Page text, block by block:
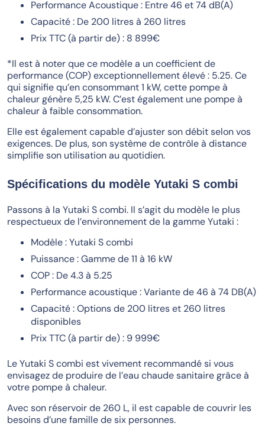
Performance Acoustique : Entre 46 et 74 dB(A)
Capacité : De 200 litres à 260 litres
Prix TTC (à partir de) : 8 899€
*Il est à noter que ce modèle a un coefficient de
performance (COP) exceptionnellement élevé : 5.25. Ce
qui signifie qu’en consommant 1 kW, cette pompe à
chaleur génère 5,25 kW. C’est également une pompe à
chaleur à faible consommation.
Elle est également capable d’ajuster son débit selon vos
exigences. De plus, son système de contrôle à distance
simplifie son utilisation au quotidien.
Spécifications du modèle Yutaki S combi
Passons à la Yutaki S combi. Il s’agit du modèle le plus
respectueux de l’environnement de la gamme Yutaki :
Modèle : Yutaki S combi
Puissance : Gamme de 11 à 16 kW
COP : De 4.3 à 5.25
Performance acoustique : Variante de 46 à 74 DB(A)
Capacité : Options de 200 litres et 260 litres
disponibles
Prix TTC (à partir de) : 9 999€
Le Yutaki S combi est vivement recommandé si vous
envisagez de produire de l’eau chaude sanitaire grâce à
votre pompe à chaleur.
Avec son réservoir de 260 L, il est capable de couvrir les
besoins d’une famille de six personnes.